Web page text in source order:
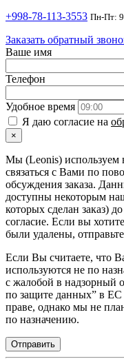
+998-78-113-3553 Пн-Пт:
Заказать обратный
Ваше имя
Телефон
Удобное время
Я даю согласие на
×
Мы (Leonis) используем
связаться с Вами по
обсуждения заказа.
доступны некоторым
которых сделан заказ)
согласие. Если вы
были удалены,
Если Вы считаете, что
используются не по
с жалобой в надзорный
по защите данных” в
праве, однако мы не
по назначению.
Отправить